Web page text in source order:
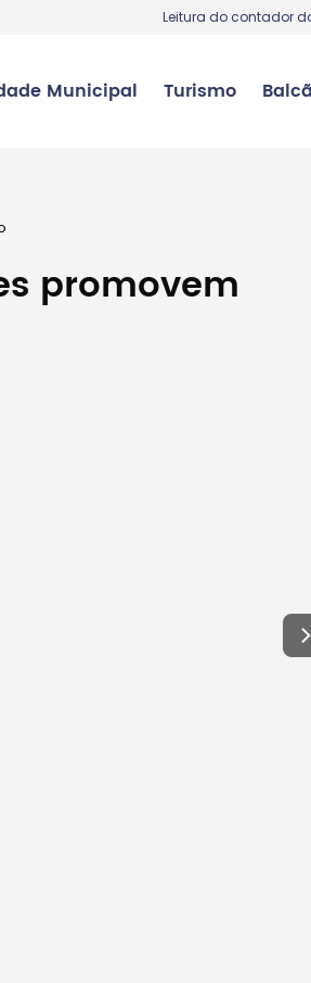
Leitura do contador
Municipal Turismo
promovem